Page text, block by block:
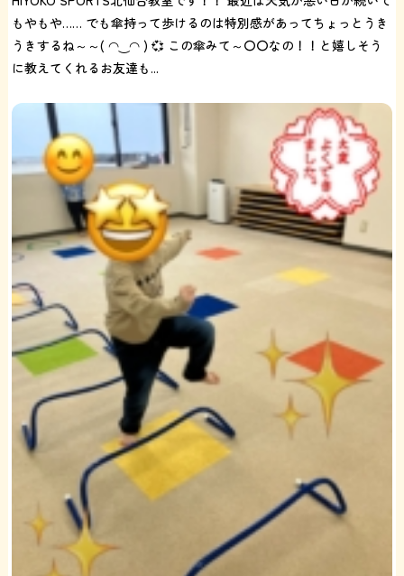
もやもや…… でも傘持って歩けるのは特別感があってちょっとうき
うきするね～～( ◠‿◠ ) 💞 この傘みて～〇〇なの！！と嬉しそう
に教えてくれるお友達も...